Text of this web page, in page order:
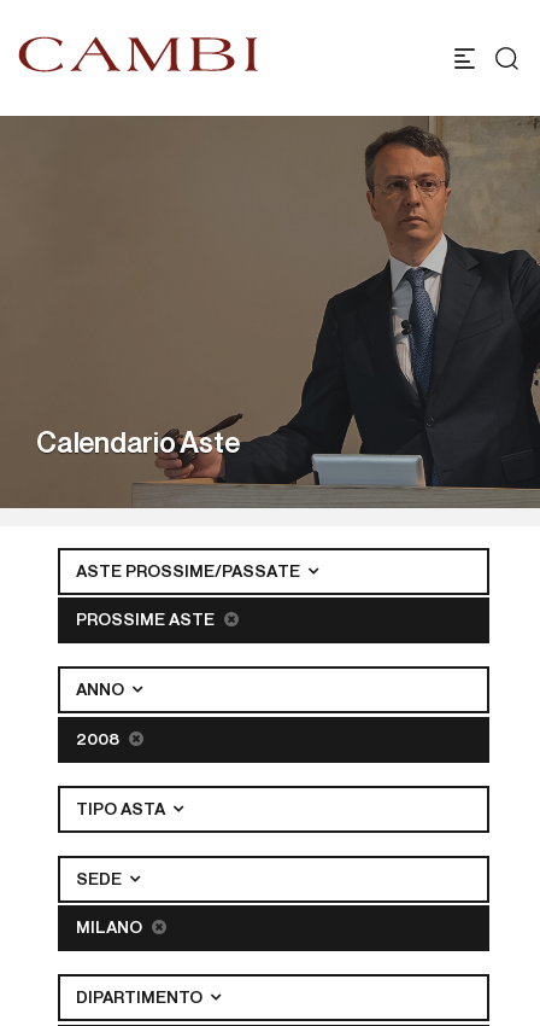
Calendario Aste
ASTE PROSSIME/PASSATE
PROSSIME ASTE
ANNO
2008
TIPO ASTA
SEDE
MILANO
DIPARTIMENTO